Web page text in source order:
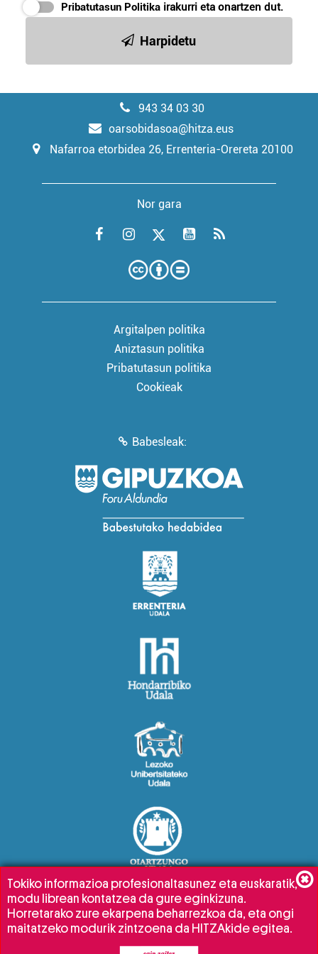
Pribatutasun Politika irakurri eta onartzen dut.
Harpidetu
943 34 03 30
oarsobidasoa@hitza.eus
Nafarroa etorbidea 26, Errenteria-Orereta 20100
Nor gara
Argitalpen politika
Aniztasun politika
Pribatutasun politika
Cookieak
Babesleak:
Tokiko informazioa profesionaltasunez eta euskaratik,
modu librean kontatzea da gure eginkizuna.
Horretarako zure ekarpena beharrezkoa da, eta ongi
maitatzeko modurik zintzoena da HITZAkide egitea.